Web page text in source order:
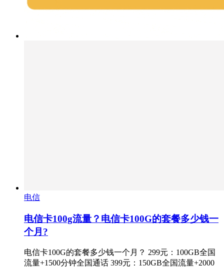
电信
电信卡100g流量？电信卡100G的套餐多少钱一
个月?
电信卡100G的套餐多少钱一个月？ 299元：100GB全国
流量+1500分钟全国通话 399元：150GB全国流量+2000